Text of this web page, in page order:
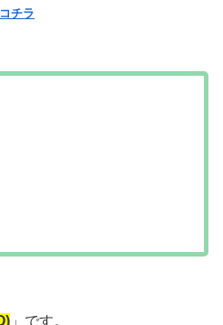
チラ
」です。